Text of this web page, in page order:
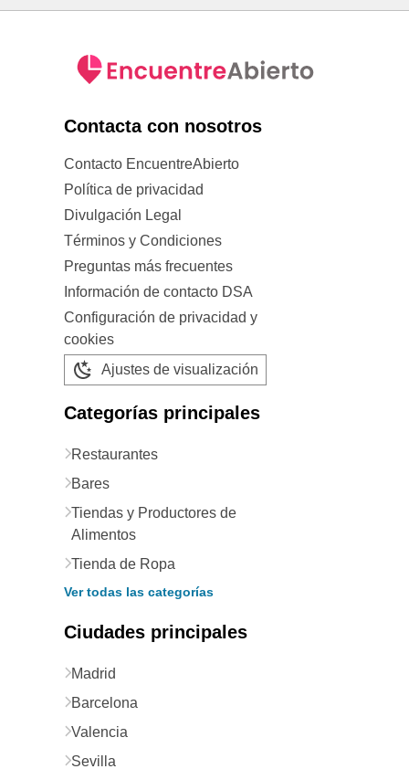
Contacta con nosotros
Contacto EncuentreAbierto
Política de privacidad
Divulgación Legal
Términos y Condiciones
Preguntas más frecuentes
Información de contacto DSA
Configuración de privacidad y
cookies
Ajustes de visualización
Categorías principales
Restaurantes
Bares
Tiendas y Productores de
Alimentos
Tienda de Ropa
Ver todas las categorías
Ciudades principales
Madrid
Barcelona
Valencia
Sevilla